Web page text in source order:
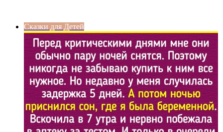
Сказки для Детей